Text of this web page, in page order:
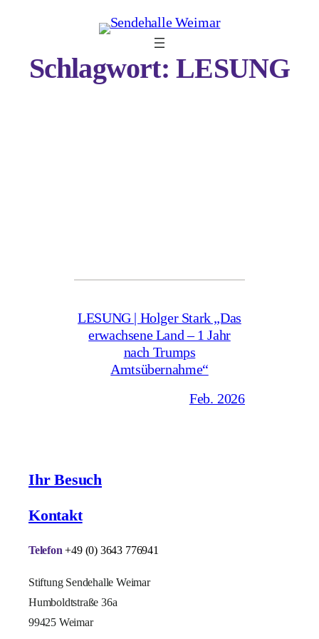
Schlagwort:LESUNG
LESUNG | Holger Stark „Das
erwachsene Land – 1 Jahr
nach Trumps
Amtsübernahme“
Feb. 2026
Ihr Besuch
Kontakt
Telefon +49 (0) 3643 776941
Stiftung Sendehalle Weimar
Humboldtstraße 36a
99425 Weimar